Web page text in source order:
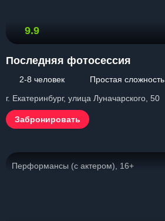
9.9
Последняя фотосессия
2-8 человек
Простая сложность
г. Екатеринбург, улица Луначарского, 50
Забронировать
Перформансы (с актером), 16+